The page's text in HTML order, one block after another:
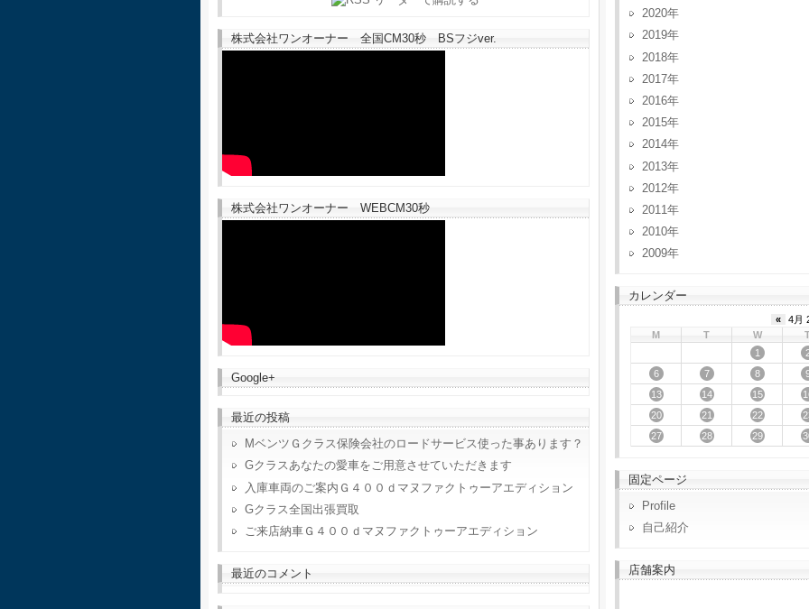
株式会社ワンオーナー 全国CM30秒 BSフジver.
株式会社ワンオーナー WEBCM30秒
Google+
最近の投稿
MベンツＧクラス保険会社のロードサービス使った事あります？
Gクラスあなたの愛車をご用意させていただきます
入庫車両のご案内Ｇ４００ｄマヌファクトゥーアエディション
Gクラス全国出張買取
ご来店納車Ｇ４００ｄマヌファクトゥーアエディション
最近のコメント
2020
2019
2018
2017
2016
2015
2014
2013
2012
2011
2010
2009
カレンダー
«
4月
M
T W
1
6
7 8
13
14 15
20
21 22
27
28 29
固定ページ
Profile
自己紹介
店舗案内